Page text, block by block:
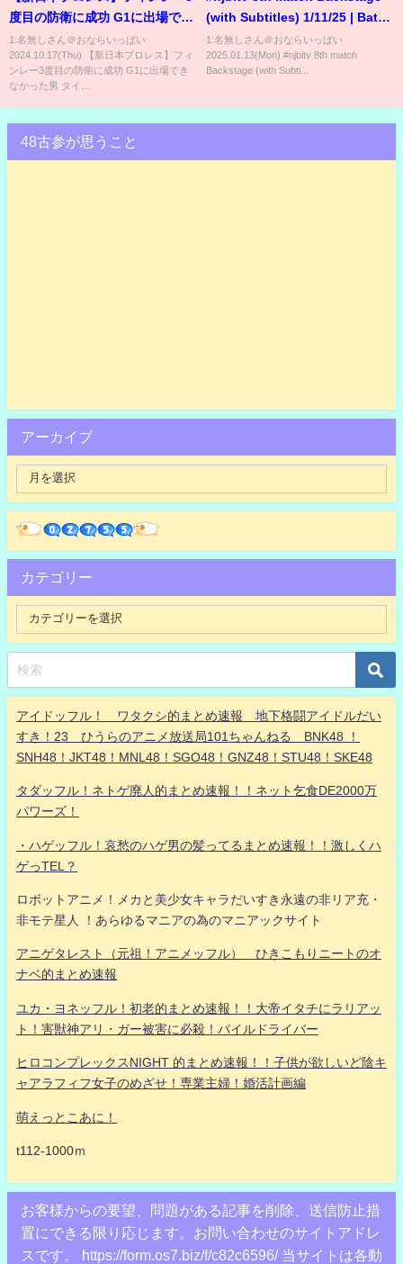
度目の防衛に成功 G1に出場でき
なかった男 タイチが挑戦表明
#shorts
1:名無しさん＠おならいっぱい
2024.10.17(Thu) 【新日本プロレス】フィ
ンレー3度目の防衛に成功 G1に出場でき
なかった男 タイ...
(with Subtitles) 1/11/25 | Battle
in the Valley 2025 第8試合
Backstage
1:名無しさん＠おならいっぱい
2025.01.13(Mon) #njbitv 8th match
Backstage (with Subti...
48古参が思うこと
アーカイブ
カテゴリー
アイドッフル！ ワタクシ的まとめ速報 地下格闘アイドルだい
すき！23 ひうらのアニメ放送局101ちゃんねる BNK48 ！
SNH48！JKT48！MNL48！SGO48！GNZ48！STU48！SKE48
タダッフル！ネトゲ廃人的まとめ速報！！ネット乞食DE2000万
パワーズ！
・ハゲッフル！哀愁のハゲ男の髪ってるまとめ速報！！激しくハ
ゲっTEL？
ロボットアニメ！メカと美少女キャラだいすき永遠の非リア充・
非モテ星人 ！あらゆるマニアの為のマニアックサイト
アニゲタレスト（元祖！アニメッフル） ひきこもりニートのオ
ナベ的まとめ速報
ユカ・ヨネッフル！初老的まとめ速報！！大帝イタチにラリアッ
ト！害獣神アリ・ガー被害に必殺！パイルドライバー
ヒロコンプレックスNIGHT 的まとめ速報！！子供が欲しいど陰キ
ャアラフィフ女子のめざせ！専業主婦！婚活計画編
萌えっとこあに！
t112-1000ｍ
お客様からの要望、問題がある記事を削除、送信防止措
置にできる限り応じます。お問い合わせのサイトアドレ
スです。 https://form.os7.biz/f/c82c6596/ 当サイトは各動